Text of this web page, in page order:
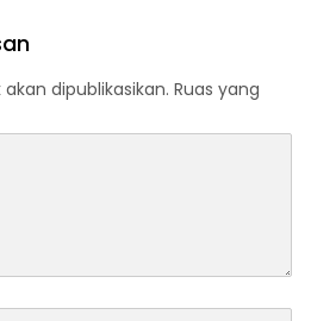
dipublikasikan. Ruas yang